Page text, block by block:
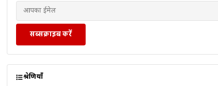
सब्सक्राइब करें
श्रेणियाँ